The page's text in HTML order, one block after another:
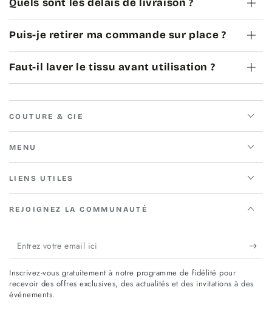
Quels sont les délais de livraison ?
Puis-je retirer ma commande sur place ?
Faut-il laver le tissu avant utilisation ?
COUTURE & CIE
MENU
LIENS UTILES
REJOIGNEZ LA COMMUNAUTÉ
Entrez
votre
email
ici
Inscrivez-vous gratuitement à notre programme de fidélité pour
recevoir des offres exclusives, des actualités et des invitations à des
événements.